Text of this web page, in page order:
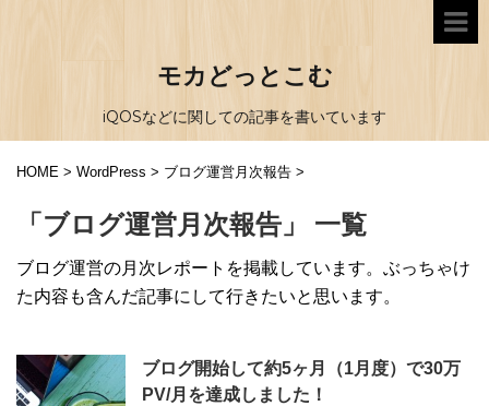
モカどっとこむ
iQOSなどに関しての記事を書いています
HOME > WordPress > ブログ運営月次報告 >
「ブログ運営月次報告」 一覧
ブログ運営の月次レポートを掲載しています。ぶっちゃけ
た内容も含んだ記事にして行きたいと思います。
ブログ開始して約5ヶ月（1月度）で30万
PV/月を達成しました！